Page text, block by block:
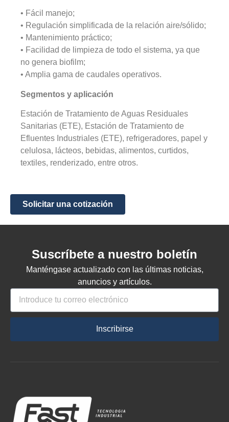
• Fácil manejo;
• Regulación simplificada de la relación aire/sólido;
• Mantenimiento práctico;
• Facilidad de limpieza de todo el sistema, ya que
no genera biofilm;
• Amplia gama de caudales operativos.
Segmentos y aplicación
Estación de Tratamiento de Aguas Residuales
Sanitarias (ETE), Estación de Tratamiento de
Efluentes Industriales (ETE), refrigeradores, papel y
celulosa, lácteos, bebidas, alimentos, curtidos,
textiles, renderizado, entre otros.
Solicitar una cotización
Suscríbete a nuestro boletín
Manténgase actualizado con las últimas noticias,
anuncios y artículos.
Inscribirse